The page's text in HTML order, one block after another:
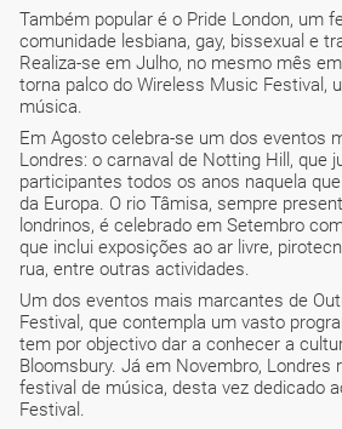
Também popular é o Pride London, um
comunidade lesbiana, gay, bissexual e
Realiza-se em Julho, no mesmo mês
torna palco do Wireless Music Festival,
música.
Em Agosto celebra-se um dos eventos
Londres: o carnaval de Notting Hill, que
participantes todos os anos naquela
da Europa. O rio Tâmisa, sempre
londrinos, é celebrado em Setembro
que inclui exposições ao ar livre,
rua, entre outras actividades.
Um dos eventos mais marcantes de
Festival, que contempla um vasto
tem por objectivo dar a conhecer a
Bloomsbury. Já em Novembro, Londres
festival de música, desta vez dedicado
Festival.